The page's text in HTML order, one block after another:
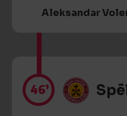
Aleksandar
46’